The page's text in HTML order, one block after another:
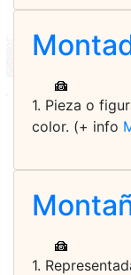
1. Pieza o
color. (+ info
1.